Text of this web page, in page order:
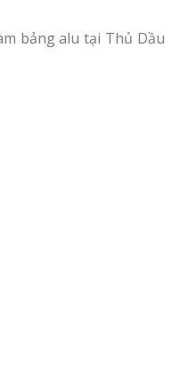
bảng alu tại Thủ Dầu